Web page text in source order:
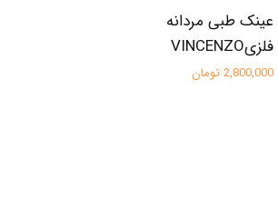
عینک طبی مردانه
فلزیVINCENZO
2,800,000 تومان